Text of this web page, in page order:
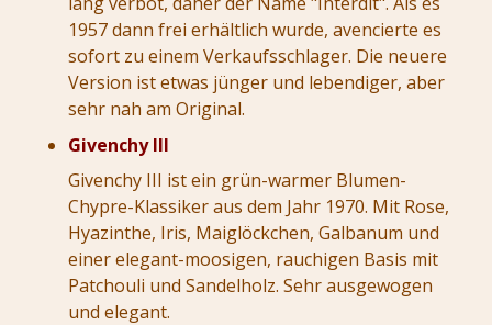
1957 dann frei erhältlich wurde, avencierte es
sofort zu einem Verkaufsschlager. Die neuere
Version ist etwas jünger und lebendiger, aber
sehr nah am Original.
Givenchy III
Givenchy III ist ein grün-warmer Blumen-
Chypre-Klassiker aus dem Jahr 1970. Mit Rose,
Hyazinthe, Iris, Maiglöckchen, Galbanum und
einer elegant-moosigen, rauchigen Basis mit
Patchouli und Sandelholz. Sehr ausgewogen
und elegant.